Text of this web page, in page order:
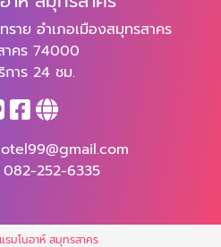
าย อำเภอเมืองสมุทรสาคร
าคร 74000
การ 24 ชม.
082-252-6335
รมโนอาห์ สมุทรสาคร